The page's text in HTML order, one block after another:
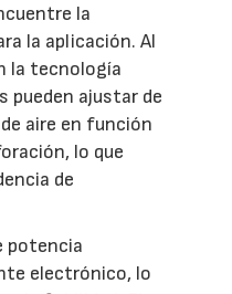
la
la aplicación. Al
la tecnología
pueden ajustar de
aire en función
lo que
de
potencia
electrónico, lo